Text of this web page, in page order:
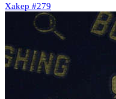
Xakep #279